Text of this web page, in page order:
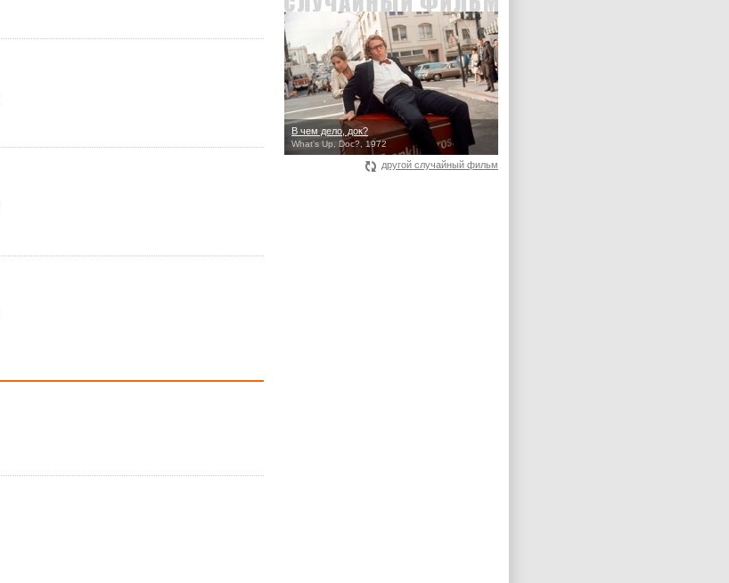
В чем дело, док?
What's Up, Doc?, 1972
другой случайный фильм